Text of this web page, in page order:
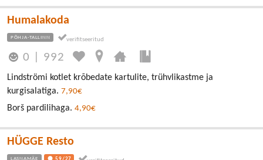
Humalakoda
PÕHJA-TALLINN
0 992
Lindströmi kotlet krõbedate kartulite, trühvlikastme ja
kurgisalatiga. 7,90€
Borš pardilihaga. 4,90€
HÜGGE Resto
LASNAMÄE